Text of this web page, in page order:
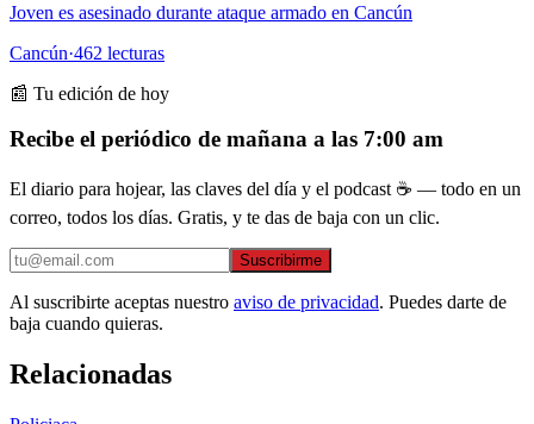
Joven es asesinado durante ataque armado en Cancún
Cancún·462 lecturas
📰 Tu edición de hoy
Recibe el periódico de mañana a las 7:00 am
El diario para hojear, las claves del día y el podcast ☕ — todo en un
correo, todos los días. Gratis, y te das de baja con un clic.
Suscribirme
Al suscribirte aceptas nuestro aviso de privacidad. Puedes darte de
baja cuando quieras.
Relacionadas